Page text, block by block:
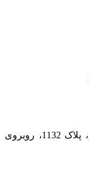
آدرس: تهران، صادقیه، بین فلکه اول و دوم، پلاک 1132، روبروی